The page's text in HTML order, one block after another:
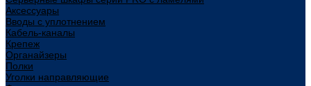
Аксессуары
Вводы с уплотнением
Кабель-каналы
Крепеж
Органайзеры
Полки
Уголки направляющие